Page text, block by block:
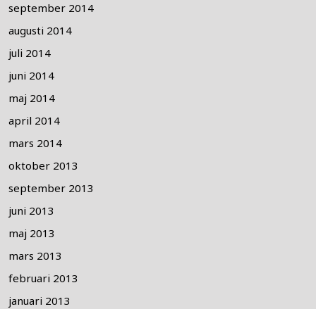
september 2014
augusti 2014
juli 2014
juni 2014
maj 2014
april 2014
mars 2014
oktober 2013
september 2013
juni 2013
maj 2013
mars 2013
februari 2013
januari 2013